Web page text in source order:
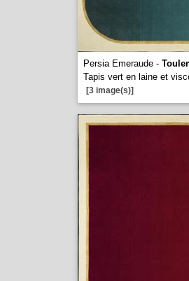
Persia Emeraude -
Tapis vert en laine et
[3 image(s)]